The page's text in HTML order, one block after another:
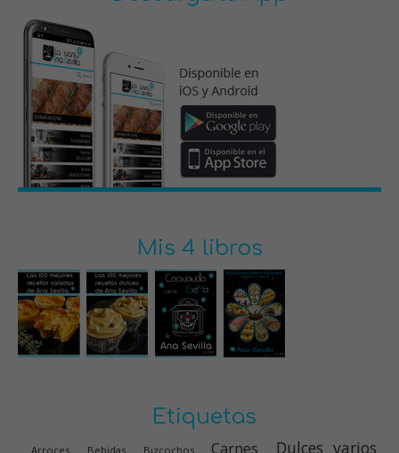
Mis 4 libros
Etiquetas
Arroces Bebidas Bizcochos Carnes Dulces varios